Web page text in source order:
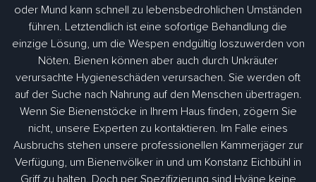
oder Mund kann schnell zu lebensbedrohlichen Umständen
führen. Letztendlich ist eine sofortige Behandlung die
einzige Lösung, um die Wespen endgültig loszuwerden von
Nöten. Bienen können aber auch durch Unkräuter
verursachte Hygieneschäden verursachen. Sie werden oft
auf der Suche nach Nahrung auf den Menschen übertragen.
Wenn Sie Bienenstöcke in Ihrem Haus finden, zögern Sie
nicht, unsere Experten zu kontaktieren. Im Falle eines
Ausbruchs stehen unsere professionellen Kammerjäger zur
Verfügung, um Bienenvölker in und um Konstanz Eichbühl in
Griff zu halten. Doch per Spezifizierung sind Hyäne keine